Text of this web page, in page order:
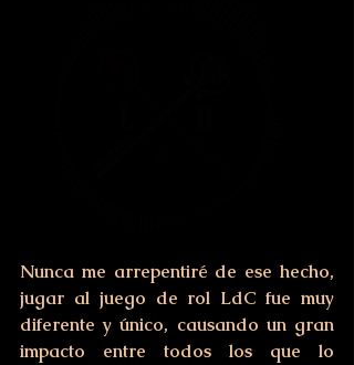
Nunca me arrepentiré de ese hecho,
jugar al juego de rol LdC fue muy
diferente y único, causando un gran
impacto entre todos los que lo